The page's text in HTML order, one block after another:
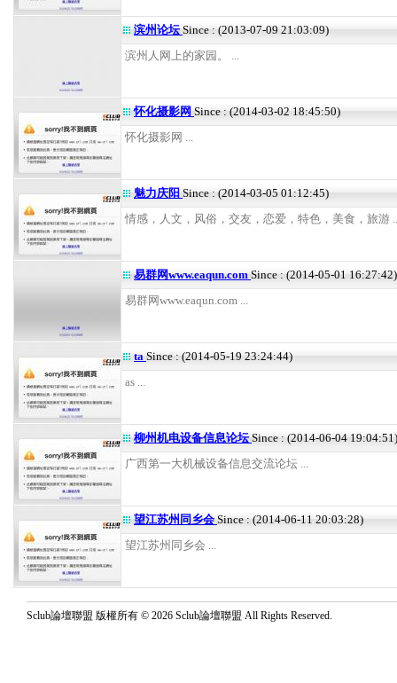
滨州论坛Since : (2013-07-09 21:03:09)
滨州人网上的家园。 ...
怀化摄影网 Since : (2014-03-02 18:45:50)
怀化摄影网 ...
魅力庆阳 Since : (2014-03-05 01:12:45)
情感，人文，风俗，交友，恋爱，特色，美食，旅游
易群网www.eaqun.com Since : (2014-05-01 16:27:42)
易群网www.eaqun.com ...
ta Since : (2014-05-19 23:24:44)
as ...
柳州机电设备信息论坛Since : (2014-06-04 19:04:51)
广西第一大机械设备信息交流论坛 ...
望江苏州同乡会 Since : (2014-06-11 20:03:28)
望江苏州同乡会 ...
Sclub論壇聯盟 版權所有 © 2026 Sclub論壇聯盟 All Rights Reserved.